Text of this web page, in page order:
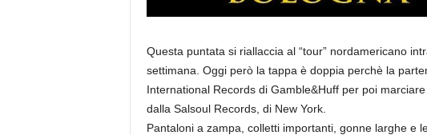
Questa puntata si riallaccia al “tour” nordamericano
settimana. Oggi però la tappa è doppia perchè la
International Records di Gamble&Huff per poi
dalla Salsoul Records, di New York.
Pantaloni a zampa, colletti importanti, gonne larghe e